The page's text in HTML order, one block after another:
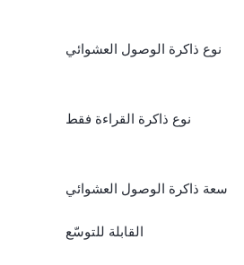
نوع ذاكرة الوصول العشوائي
نوع ذاكرة القراءة فقط
سعة ذاكرة الوصول العشوائي
القابلة للتوسّع